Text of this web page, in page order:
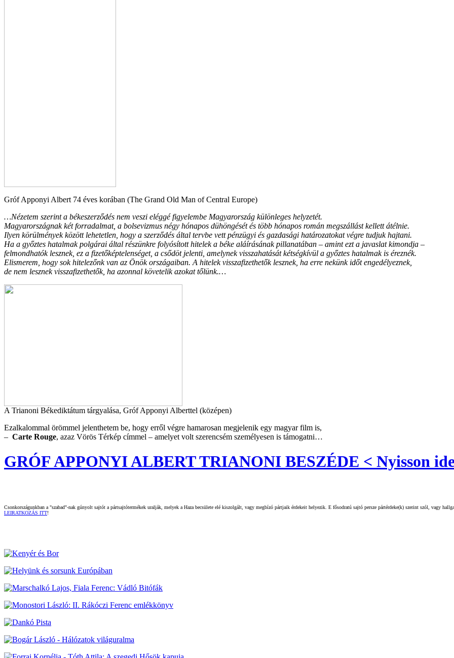
Gróf Apponyi Albert 74 éves korában (The Grand Old Man of Central Europe)
…Nézetem szerint a békeszerződés nem veszi eléggé figyelembe Magyarország különleges helyzetét.
Magyarországnak két forradalmat, a bolsevizmus négy hónapos dühöngését és több hónapos román megszállást kellett átélnie.
Ilyen körülmények között lehetetlen, hogy a szerződés által tervbe vett pénzügyi és gazdasági határozatokat végre tudjuk hajtani.
Ha a győztes hatalmak polgárai által részünkre folyósított hitelek a béke aláírásának pillanatában – amint ezt a javaslat kimondja –
felmondhatók lesznek, ez a fizetőképtelenséget, a csődöt jelenti, amelynek visszahatását kétségkívül a győztes hatalmak is éreznék.
Elismerem, hogy sok hitelezőnk van az Önök országaiban. A hitelek visszafizethetők lesznek, ha erre nekünk időt engedélyeznek,
de nem lesznek visszafizethetők, ha azonnal követelik azokat tőlünk.…
A Trianoni Békediktátum tárgyalása, Gróf Apponyi Alberttel (középen)
Ezalkalommal örömmel jelenthetem be, hogy erről végre hamarosan megjelenik egy magyar film is,
– Carte Rouge, azaz Vörös Térkép címmel – amelyet volt szerencsém személyesen is támogatni…
GRÓF APPONYI ALBERT TRIANONI BESZÉDE < Nyisson
Csonkországunkban a "szabad"-nak gúnyolt sajtót a pártsajtótermékek uralják, melyek a Haza becsülete elé kiszolgált, vagy megbízó pártjaik érdekeit helyezik. E fősodratú sajtó persze pártérdeke(k) szerint szól, vagy
LEIRATKOZÁS ITT!